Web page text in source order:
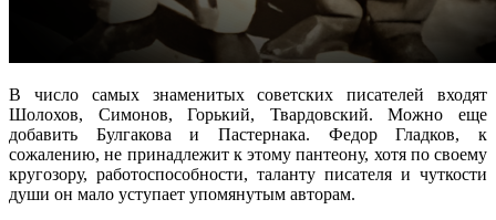
В число самых знаменитых советских писателей входят
Шолохов, Симонов, Горький, Твардовский. Можно еще
добавить Булгакова и Пастернака. Федор Гладков, к
сожалению, не принадлежит к этому пантеону, хотя по своему
кругозору, работоспособности, таланту писателя и чуткости
души он мало уступает упомянутым авторам.